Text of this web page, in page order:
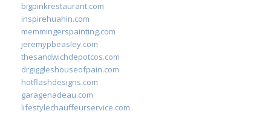
bigpinkrestaurant.com
inspirehuahin.com
memmingerspainting.com
jeremypbeasley.com
thesandwichdepotcos.com
drgiggleshouseofpain.com
hotflashdesigns.com
garagenadeau.com
lifestylechauffeurservice.com